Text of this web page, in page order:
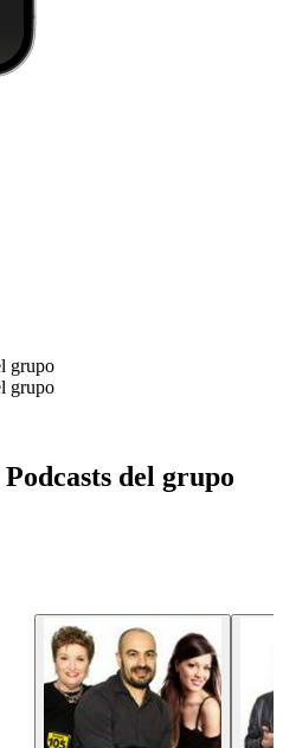
grupo
grupo
del grupo